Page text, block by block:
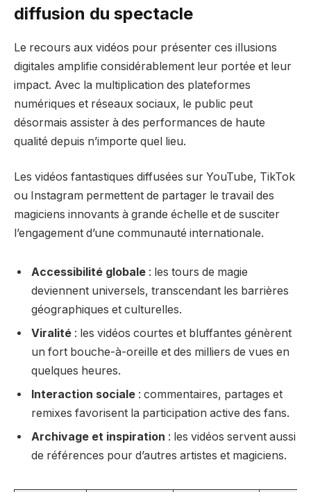
diffusion du spectacle
Le recours aux vidéos pour présenter ces illusions
digitales amplifie considérablement leur portée et leur
impact. Avec la multiplication des plateformes
numériques et réseaux sociaux, le public peut
désormais assister à des performances de haute
qualité depuis n’importe quel lieu.
Les vidéos fantastiques diffusées sur YouTube, TikTok
ou Instagram permettent de partager le travail des
magiciens innovants à grande échelle et de susciter
l’engagement d’une communauté internationale.
Accessibilité globale : les tours de magie
deviennent universels, transcendant les barrières
géographiques et culturelles.
Viralité : les vidéos courtes et bluffantes génèrent
un fort bouche-à-oreille et des milliers de vues en
quelques heures.
Interaction sociale : commentaires, partages et
remixes favorisent la participation active des fans.
Archivage et inspiration : les vidéos servent aussi
de références pour d’autres artistes et magiciens.